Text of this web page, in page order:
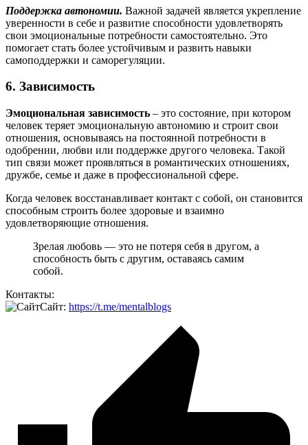
Поддержка автономии. Важной задачей является укрепление
уверенности в себе и развитие способности удовлетворять
свои эмоциональные потребности самостоятельно. Это
помогает стать более устойчивым и развить навыки
самоподдержки и саморегуляции.
6. Зависимость
Эмоциональная зависимость – это состояние, при котором
человек теряет эмоциональную автономию и строит свои
отношения, основываясь на постоянной потребности в
одобрении, любви или поддержке другого человека. Такой
тип связи может проявляться в романтических отношениях,
дружбе, семье и даже в профессиональной сфере.
Когда человек восстанавливает контакт с собой, он становится
способным строить более здоровые и взаимно
удовлетворяющие отношения.
Зрелая любовь — это не потеря себя в другом, а
способность быть с другим, оставаясь самим
собой.
Контакты:
Сайт: https://t.me/mentalblogs